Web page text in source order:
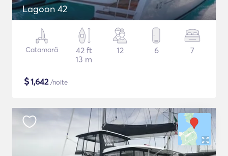
Lagoon 42
Catamarã
42 ft
13 m
12 6 7
$1,642/noite